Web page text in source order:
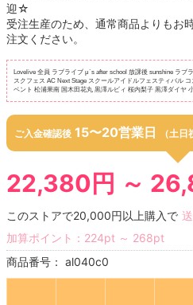
迎☆
受注生産のため、通常商品よりもお
注文ください。
Lovelive 全員 ラブライブ μ`s after school 放課後 sunshine ラ
スクフェス AC Next Stage スクールアイドルフェスティバル
ベント 松浦果南 国木田花丸 黒澤ルビィ 桜内梨子 黒澤ダイヤ
ご入金確認後 15〜20営業日 （土
22,380円 ～
このストアで20,000円以上購入で
加算ポイント： 224pt ～ 268pt
商品番号： al040c0